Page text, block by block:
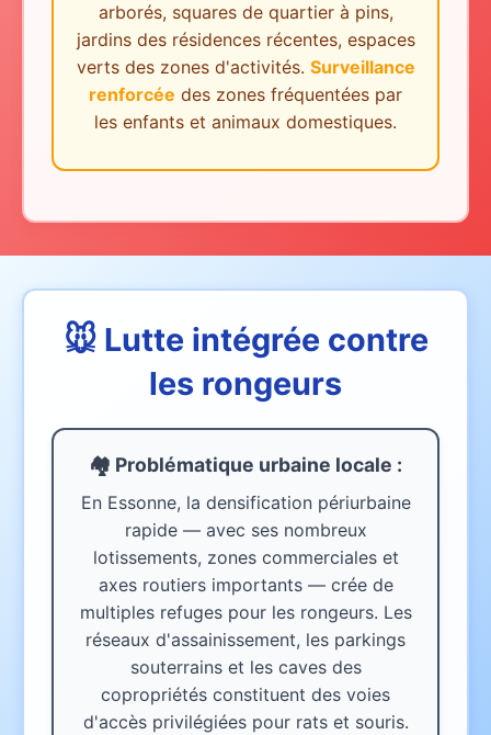
arborés, squares de quartier à pins,
jardins des résidences récentes, espaces
verts des zones d'activités. Surveillance
renforcée des zones fréquentées par
les enfants et animaux domestiques.
🐭 Lutte intégrée contre
les rongeurs
🏘️ Problématique urbaine locale :
En Essonne, la densification périurbaine
rapide — avec ses nombreux
lotissements, zones commerciales et
axes routiers importants — crée de
multiples refuges pour les rongeurs. Les
réseaux d'assainissement, les parkings
souterrains et les caves des
copropriétés constituent des voies
d'accès privilégiées pour rats et souris.